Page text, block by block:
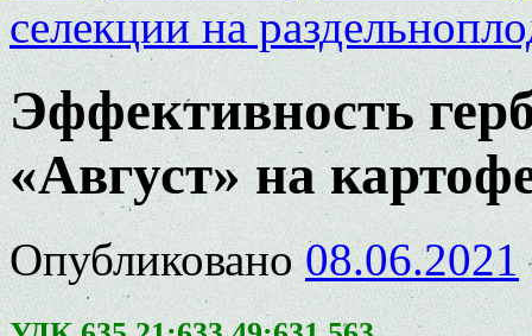
селекции на
Эффективность
«Август» на
Опубликовано 08.06.2021